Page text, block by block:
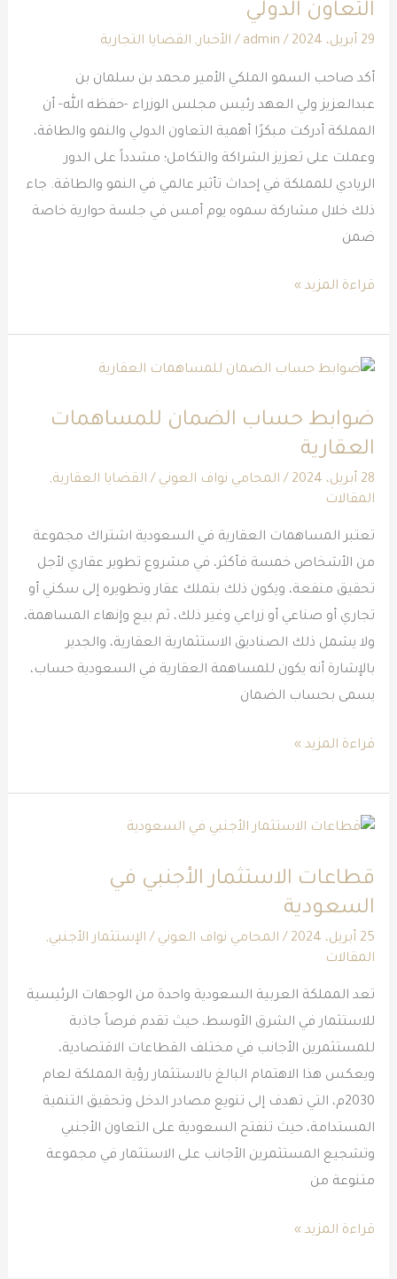
التعاون الدولي
29 أبريل، 2024 /
admin
/ الأخبار, القضايا التجارية
أكد صاحب السمو الملكي الأمير محمد بن سلمان بن
عبدالعزيز ولي العهد رئيس مجلس الوزراء -حفظه الله- أن
المملكة أدركت مبكرًا أهمية التعاون الدولي والنمو والطاقة،
وعملت على تعزيز الشراكة والتكامل؛ مشدداً على الدور
الريادي للمملكة في إحداث تأثير عالمي في النمو والطاقة. جاء
ذلك خلال مشاركة سموه يوم أمس في جلسة حوارية خاصة
ضمن
إلى
اقتصاد
من
تعزيز
التعاون
قراءة المزيد »
ضوابط حساب الضمان للمساهمات
العقارية
28 أبريل، 2024 / المحامي نواف العوني/ القضايا العقارية,
المقالات
تعتبر المساهمات العقارية في السعودية اشتراك مجموعة
من الأشخاص خمسة فأكثر، في مشروع تطوير عقاري لأجل
تحقيق منفعة، ويكون ذلك بتملك عقار وتطويره إلى سكني أو
تجاري أو صناعي أو زراعي وغير ذلك، ثم بيع وإنهاء المساهمة،
ولا يشمل ذلك الصناديق الاستثمارية العقارية، والجدير
بالإشارة أنه يكون للمساهمة العقارية في السعودية حساب،
يسمى بحساب الضمان
ضوابط
الضمان
للمساهمات
العقارية
قراءة المزيد »
قطاعات الاستثمار الأجنبي في
السعودية
25 أبريل، 2024 / المحامي نواف العوني/ الإستثمار الأجنبي,
المقالات
تعد المملكة العربية السعودية واحدة من الوجهات الرئيسية
للاستثمار في الشرق الأوسط، حيث تقدم فرصاً جاذبة
للمستثمرين الأجانب في مختلف القطاعات الاقتصادية،
ويعكس هذا الاهتمام البالغ بالاستثمار رؤية المملكة لعام
2030م، التي تهدف إلى تنويع مصادر الدخل وتحقيق التنمية
المستدامة، حيث تنفتح السعودية على التعاون الأجنبي
وتشجيع المستثمرين الأجانب على الاستثمار في مجموعة
متنوعة من
قطاعات
الأجنبي
في
السعودية
قراءة المزيد »